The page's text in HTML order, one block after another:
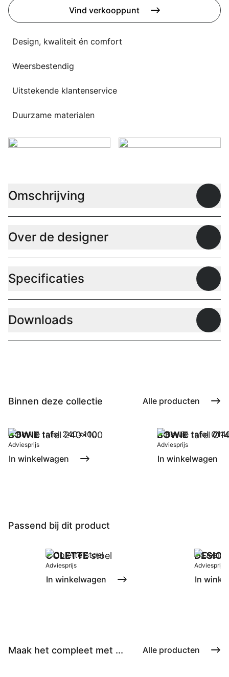
Flagship stores
Contact
Werken bij
Vind verkooppunt
Design, kwaliteit én comfort
Weersbestendig
Uitstekende klantenservice
Duurzame materialen
Omschrijving
Over de designer
Specificaties
Downloads
Binnen deze collectie Alle producten
BOWIEtafel 240x100
Adviesprijs
In winkelwagen
BOWIEtafel
Adviesprijs
In winkelwagen
Passend bij dit product
COLETTEstoel
Adviesprijs
In winkelwagen
DESIO
Adviesprijs
In
Maak het compleet met ... Alle producten